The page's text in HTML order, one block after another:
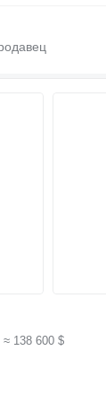
≈ 138 600 $